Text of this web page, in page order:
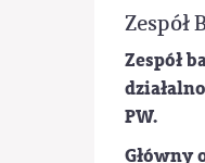
Zespół
Zespół
PW.
Główny